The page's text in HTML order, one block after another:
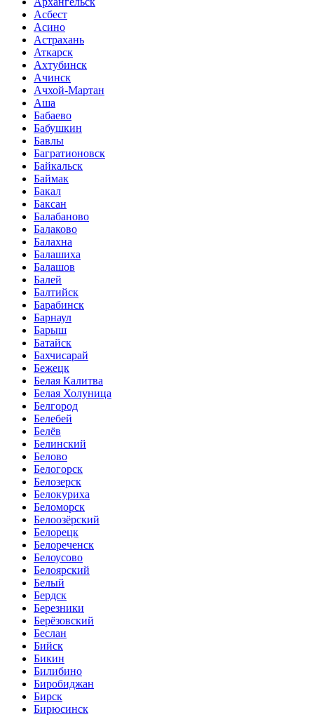
Асбест
Асино
Астрахань
Аткарск
Ахтубинск
Ачинск
Ачхой-Мартан
Аша
Бабаево
Бабушкин
Бавлы
Багратионовск
Байкальск
Баймак
Бакал
Баксан
Балабаново
Балаково
Балахна
Балашиха
Балашов
Балей
Балтийск
Барабинск
Барнаул
Барыш
Батайск
Бахчисарай
Бежецк
Белая Калитва
Белая Холуница
Белгород
Белебей
Белёв
Белинский
Белово
Белогорск
Белозерск
Белокуриха
Беломорск
Белоозёрский
Белорецк
Белореченск
Белоусово
Белоярский
Белый
Бердск
Березники
Берёзовский
Беслан
Бийск
Бикин
Билибино
Биробиджан
Бирск
Бирюсинск